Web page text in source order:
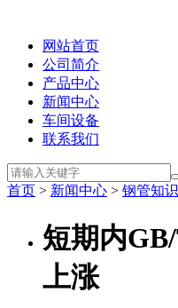
网站首页
公司简介
产品中心
新闻中心
车间设备
联系我们
首页 > 新闻中心 > 钢管知识
短期内
上涨